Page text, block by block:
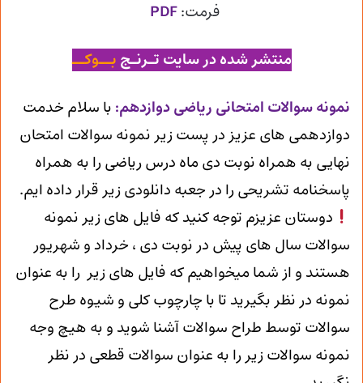
فرمت:PDF
منتشر شده در سایت تـرنـج بــوکــ
نمونه سوالات امتحانی ریاضی دوازدهم: با سلام خدمت
دوازدهمی های عزیز در پست زیر نمونه سوالات امتحان
نهایی به همراه نوبت دی ماه درس ریاضی را به همراه
پاسخنامه تشریحی را در جعبه دانلودی زیر قرار داده ایم.
دوستان عزیزم توجه کنید که فایل های زیر نمونه
سوالات سال های پیش در نوبت دی ، خرداد و شهریور
هستند و از شما میخواهیم که فایل های زیر را به عنوان
نمونه در نظر بگیرید تا با چارچوب کلی و شیوه طرح
سوالات توسط طراح سوالات آشنا شوید و به هیچ وجه
نمونه سوالات زیر را به عنوان سوالات قطعی در نظر